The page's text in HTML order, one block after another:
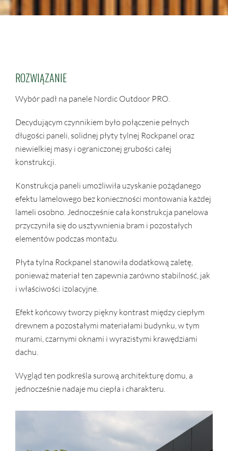
ROZWIĄZANIE
Wybór padł na panele Nordic Outdoor PRO.
Decydującym czynnikiem było połączenie pełnych
długości paneli, solidnej płyty tylnej Rockpanel oraz
niewielkiej masy i ograniczonej grubości całej
konstrukcji.
Konstrukcja paneli umożliwiła uzyskanie pożądanego
efektu lamelowego bez konieczności montowania każdej
lameli osobno. Jednocześnie cała konstrukcja panelowa
przyczyniła się do usztywnienia bram i pozostałych
elementów podczas montażu.
Płyta tylna Rockpanel stanowiła dodatkową zaletę,
ponieważ materiał ten zapewnia zarówno stabilność, jak
i właściwości izolacyjne.
Efekt końcowy tworzy piękny kontrast między ciepłym
drewnem a pozostałymi materiałami budynku, w tym
murami, czarnymi oknami i wyrazistymi krawędziami
dachu.
Wygląd ten podkreśla surową architekturę domu, a
jednocześnie nadaje mu ciepła i charakteru.